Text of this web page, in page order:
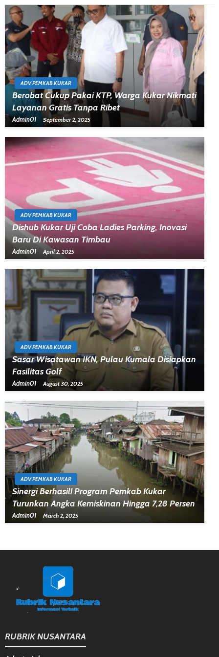
ADV PEMKAB KUKAR
Berobat Cukup Pakai KTP, Warga Kukar Nikmati
Layanan Gratis Tanpa Ribet
Admin01 September 2, 2025
ADV PEMKAB KUKAR
Dishub Kukar Uji Coba Ladies Parking, Inovasi
Baru Di Kawasan Timbau
Admin01 April 2, 2025
ADV PEMKAB KUKAR
Sasar Wisatawan IKN, Pulau Kumala Disiapkan
Fasilitas Golf
Admin01 August 30, 2025
ADV PEMKAB KUKAR
Sinergi Berhasil! Program Pemkab Kukar
Turunkan Angka Kemiskinan Hingga 7,28 Persen
Admin01 March 2, 2025
RUBRIK NUSANTARA